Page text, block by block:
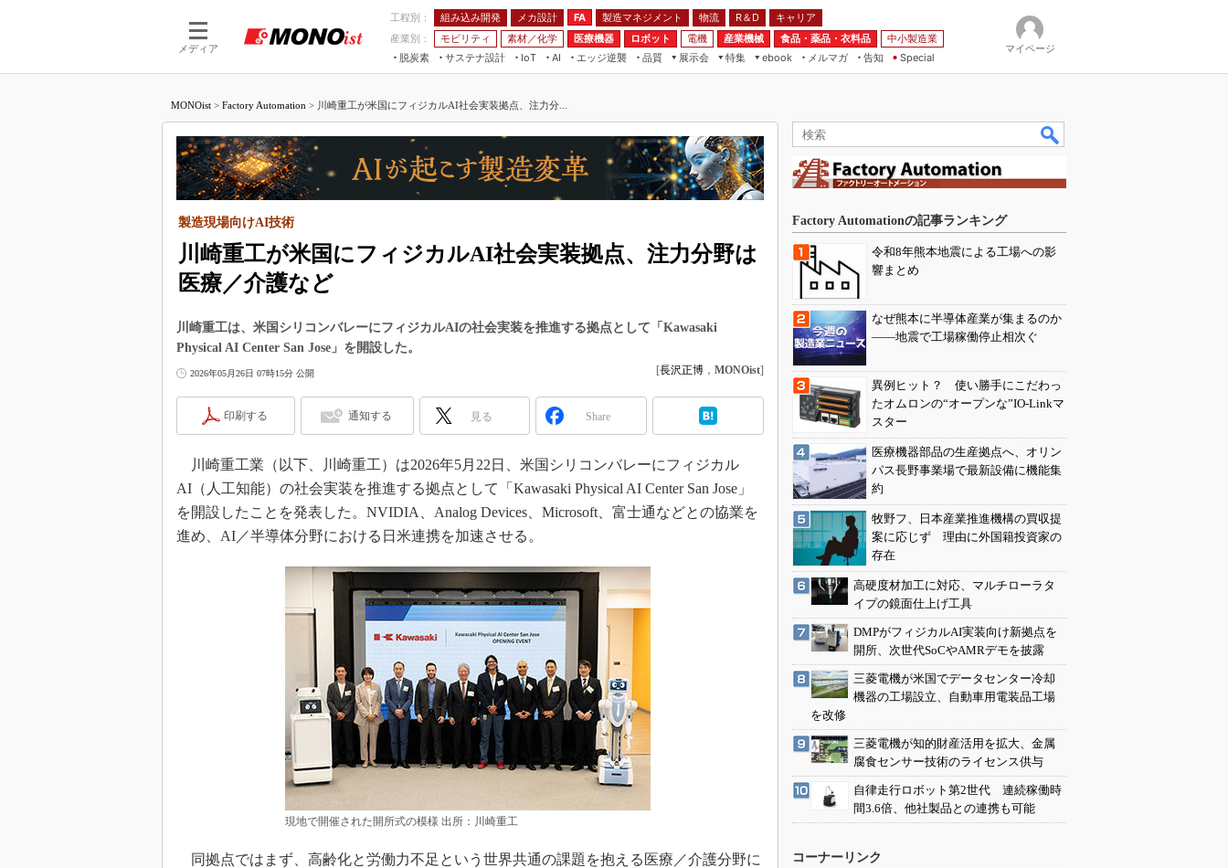
メディア
工程別： 組み込み開発 メカ設計 FA 製造マネジメント 物流 R＆D
キャリア
産業別：
モビリティ 素材／化学 医療機器 ロボット 電機 産業機械 食品・薬品・衣料品
中小製造業
脱炭素
サステナ設計
IoT
つながる工場
つながるサービス
AI
AI×設備保全
Physical AI
エッジ逆襲 品質
展示会
JIMTOF
組込み/エッジ コンピューティング
展＆IoT/5Gソリューション展
IIFES
国際ロボット展
TECHNO-FRONTIER
AUTOMOTIVE WORLD
産業オープンネット展
特集
つながるクルマ
5G
VR／AR
フィールドサービス
組み込み画像技術
車載ソフト開発
3Dプリンタ
S＆OP
インダストリー4.0
メイドインジャパン
植物工場
海外生産
グローバル設計・開発
制御セキュリティ
新型コロナへの対応
ebook
製造マネジメント
FA
モビリティ
メルマガ
告知 Special
マイページ
MONOist > Factory Automation > 川崎重工が米国にフィジカルAI社会実装拠点、注力分...
川崎重工が米国にフィジカルAI社会実装拠点、注力分野は
医療／介護など
製造現場向けAI技術
川崎重工は、米国シリコンバレーにフィジカルAIの社会実装を推進する拠点として「Kawasaki
Physical AI Center San Jose」を開設した。
2026年05月26日 07時15分 公開 [長沢正博 ， MONOist]
印刷する 通知する 見る Share
川崎重工業（以下、川崎重工）は2026年5月22日、米国シリコンバレーにフィジカル
AI（人工知能）の社会実装を推進する拠点として「Kawasaki Physical AI Center San Jose」
を開設したことを発表した。NVIDIA、Analog Devices、Microsoft、富士通などとの協業を
進め、AI／半導体分野における日米連携を加速させる。
現地で開催された開所式の模様 出所：川崎重工
同拠点ではまず、高齢化と労働力不足という世界共通の課題を抱える医療／介護分野に
Factory Automationの記事ランキング
令和8年熊本地震による工場への影
響まとめ
なぜ熊本に半導体産業が集まるのか
――地震で工場稼働停止相次ぐ
異例ヒット？ 使い勝手にこだわっ
たオムロンの“オープンな”IO-Linkマ
スター
医療機器部品の生産拠点へ、オリン
パス長野事業場で最新設備に機能集
約
牧野フ、日本産業推進機構の買収提
案に応じず 理由に外国籍投資家の
存在
高硬度材加工に対応、マルチローラタ
イプの鏡面仕上げ工具
DMPがフィジカルAI実装向け新拠点を
開所、次世代SoCやAMRデモを披露
三菱電機が米国でデータセンター冷却
機器の工場設立、自動車用電装品工場
を改修
三菱電機が知的財産活用を拡大、金属
腐食センサー技術のライセンス供与
自律走行ロボット第2世代 連続稼働時
間3.6倍、他社製品との連携も可能
コーナーリンク